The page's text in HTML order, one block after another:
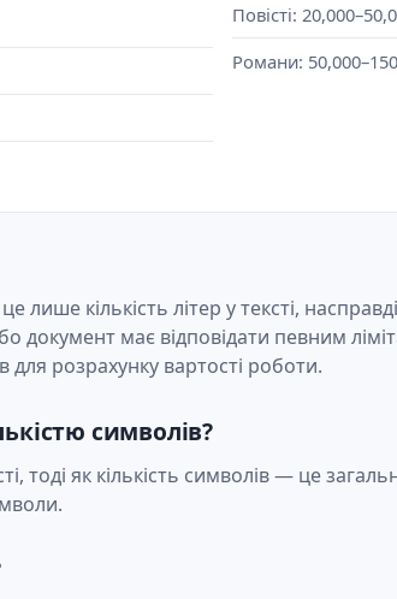
Повісті:
Романи:
кількість літер у тексті,
документ має відповідати певним
для розрахунку вартості роботи.
символів?
тоді як кількість символів — це